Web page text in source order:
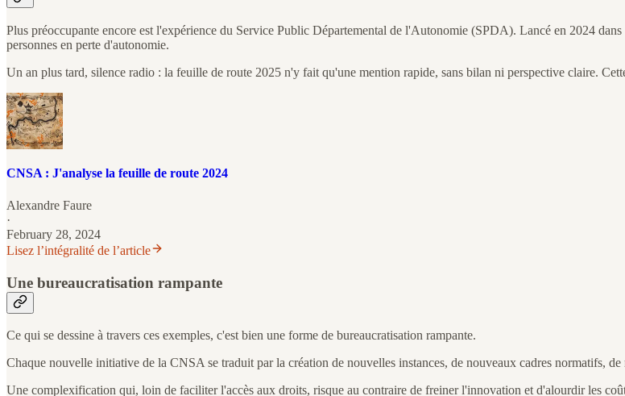
Plus préoccupante encore est l'expérience du Service Public Départemental de l'Autonomie (SPDA). Lancé en 2024
personnes en perte d'autonomie.
Un an plus tard, silence radio : la feuille de route 2025 n'y fait qu'une mention rapide, sans bilan ni perspective claire.
CNSA : J'analyse la feuille de route 2024
Alexandre Faure
·
February 28, 2024
Lisez l’intégralité de l’article
Une bureaucratisation rampante
Ce qui se dessine à travers ces exemples, c'est bien une forme de bureaucratisation rampante.
Chaque nouvelle initiative de la CNSA se traduit par la création de nouvelles instances, de nouveaux cadres normatifs, de
Une complexification qui, loin de faciliter l'accès aux droits, risque au contraire de freiner l'innovation et d'alourdir les